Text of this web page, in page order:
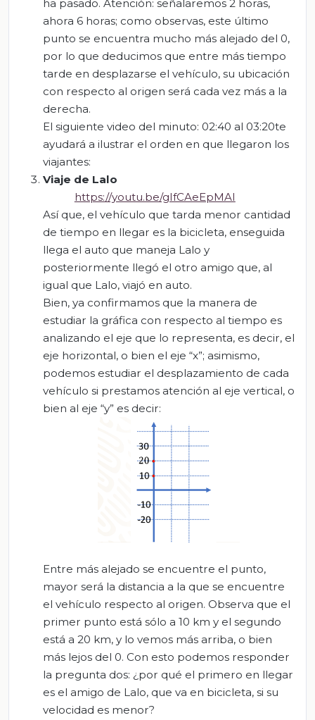
ha pasado. Atención: señalaremos 2 horas,
ahora 6 horas; como observas, este último
punto se encuentra mucho más alejado del 0,
por lo que deducimos que entre más tiempo
tarde en desplazarse el vehículo, su ubicación
con respecto al origen será cada vez más a la
derecha.
El siguiente video del minuto: 02:40 al 03:20te
ayudará a ilustrar el orden en que llegaron los
viajantes:
Viaje de Lalo
https://youtu.be/gIfCAeEpMAI
Así que, el vehículo que tarda menor cantidad
de tiempo en llegar es la bicicleta, enseguida
llega el auto que maneja Lalo y
posteriormente llegó el otro amigo que, al
igual que Lalo, viajó en auto.
Bien, ya confirmamos que la manera de
estudiar la gráfica con respecto al tiempo es
analizando el eje que lo representa, es decir, el
eje horizontal, o bien el eje “x”; asimismo,
podemos estudiar el desplazamiento de cada
vehículo si prestamos atención al eje vertical, o
bien al eje “y” es decir:
Entre más alejado se encuentre el punto,
mayor será la distancia a la que se encuentre
el vehículo respecto al origen. Observa que el
primer punto está sólo a 10 km y el segundo
está a 20 km, y lo vemos más arriba, o bien
más lejos del 0. Con esto podemos responder
la pregunta dos: ¿por qué el primero en llegar
es el amigo de Lalo, que va en bicicleta, si su
velocidad es menor?